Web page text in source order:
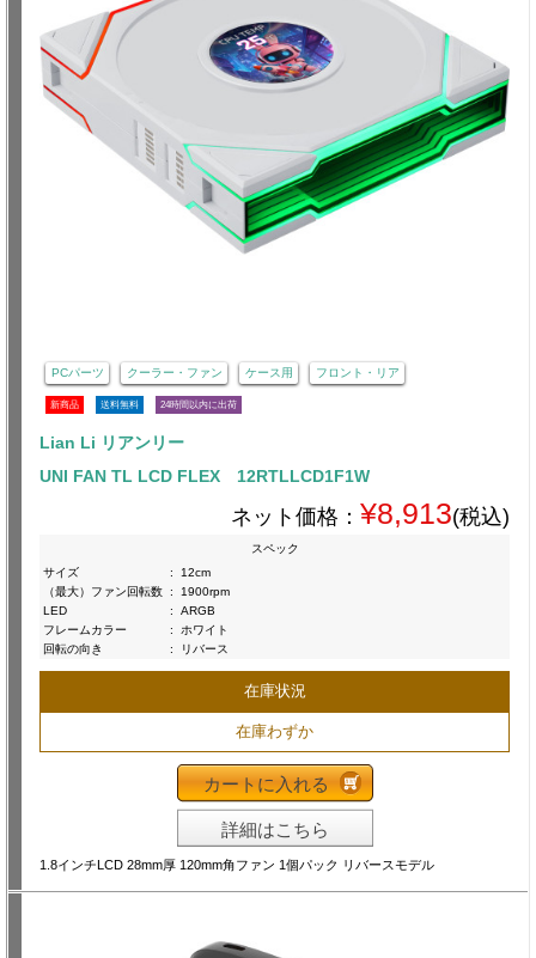
PCパーツ クーラー・ファン ケース用 フロント・リア
新商品 送料無料 24時間以内に出荷
Lian Li リアンリー
UNI FAN TL LCD FLEX 12RTLLCD1F1W
ネット価格： ¥8,913(税込)
スペック
サイズ
:
12cm
（最大）ファン回転数 :
1900rpm
LED
:
ARGB
フレームカラー
:
ホワイト
回転の向き
: リバース
在庫状況
在庫わずか
カートに入れる
詳細はこちら
1.8インチLCD 28mm厚 120mm角ファン 1個パック リバースモデル